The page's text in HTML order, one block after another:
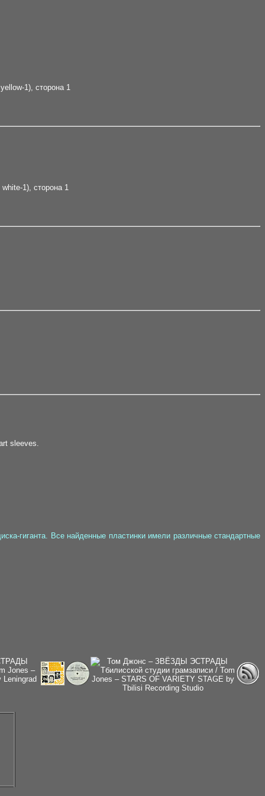
sleeves.
гиганта. Все найденные пластинки имели различные стандартные